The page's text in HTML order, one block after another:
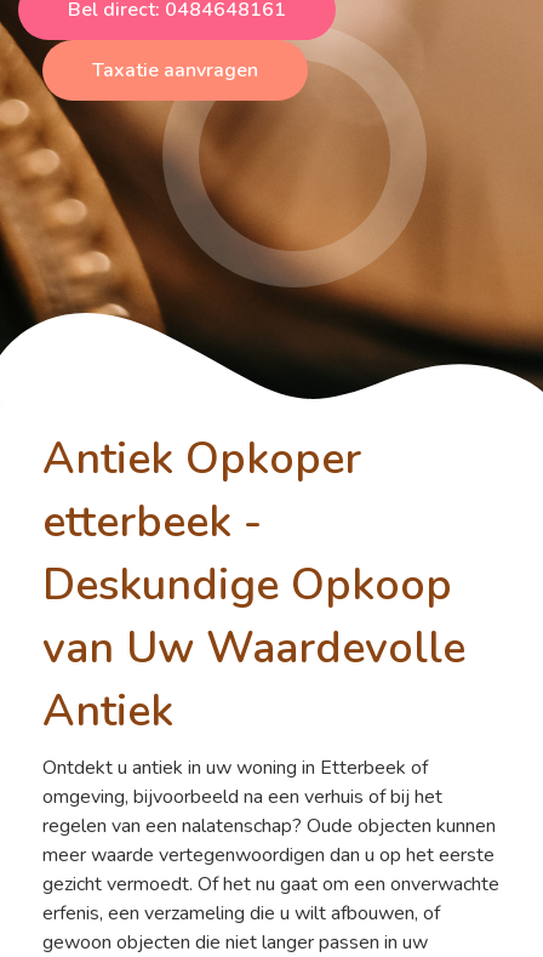
Bel direct: 0484648161
Taxatie aanvragen
Antiek Opkoper
etterbeek -
Deskundige Opkoop
van Uw Waardevolle
Antiek
Ontdekt u antiek in uw woning in Etterbeek of
omgeving, bijvoorbeeld na een verhuis of bij het
regelen van een nalatenschap? Oude objecten kunnen
meer waarde vertegenwoordigen dan u op het eerste
gezicht vermoedt. Of het nu gaat om een onverwachte
erfenis, een verzameling die u wilt afbouwen, of
gewoon objecten die niet langer passen in uw